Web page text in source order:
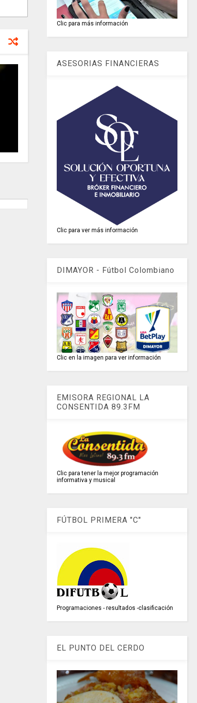
Clic para más información
ASESORIAS FINANCIERAS
Clic para ver más información
DIMAYOR - Fútbol Colombiano
Clic en la imagen para ver información
EMISORA REGIONAL LA
CONSENTIDA 89.3FM
Clic para tener la mejor programación
informativa y musical
FÚTBOL PRIMERA "C"
Programaciones - resultados -clasificación
EL PUNTO DEL CERDO